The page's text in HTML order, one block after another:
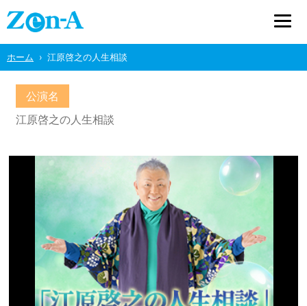
ホーム 江原啓之の人生相談
公演名
江原啓之の人生相談